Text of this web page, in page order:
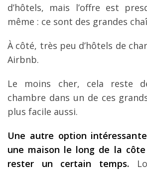
d’hôtels, mais l’offre est
même : ce sont des grandes
À côté, très peu d’hôtels de
Airbnb.
Le moins cher, cela reste
chambre dans un de ces
plus facile aussi.
Une autre option
une maison le long de la
rester un certain temps.